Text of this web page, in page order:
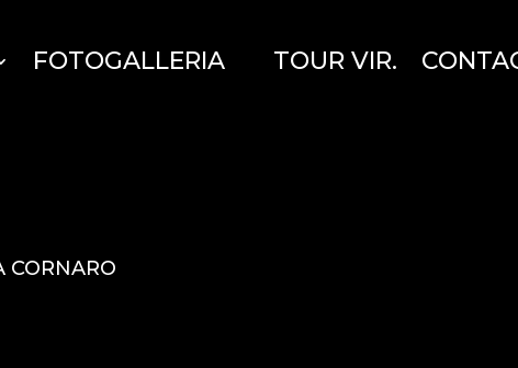
FOTOGALLERIA TOUR VIR.
CORNARO